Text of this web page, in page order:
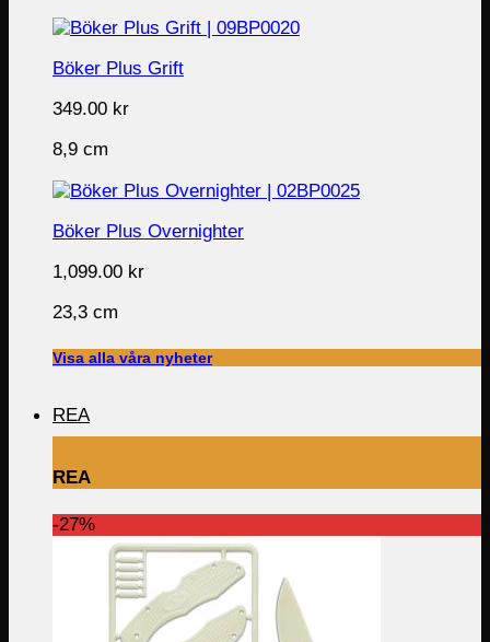
Böker Plus Grift
349.00 kr
8,9 cm
Böker Plus Overnighter
1,099.00 kr
23,3 cm
Visa alla våra nyheter
REA
REA
-27%